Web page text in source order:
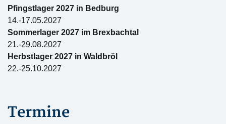
Pfingstlager 2027 in Bedburg
14.-17.05.2027
Sommerlager 2027 im Brexbachtal
21.-29.08.2027
Herbstlager 2027 in Waldbröl
22.-25.10.2027
Termine